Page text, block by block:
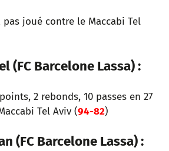
pas joué contre le Maccabi Tel
(FC Barcelone Lassa) :
2 rebonds, 10 passes en 27
Tel Aviv (94-82)
(FC Barcelone Lassa) :